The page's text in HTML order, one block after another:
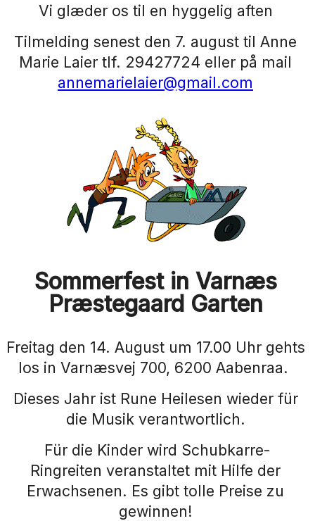
Vi glæder os til en hyggelig aften
Tilmelding senest den 7. august til Anne
Marie Laier tlf. 29427724 eller på mail
annemarielaier@gmail.com
Sommerfest in Varnæs
Præstegaard Garten
Freitag den 14. August um 17.00 Uhr gehts
los in Varnæsvej 700, 6200 Aabenraa.
Dieses Jahr ist Rune Heilesen wieder für
die Musik verantwortlich.
Für die Kinder wird Schubkarre-
Ringreiten veranstaltet mit Hilfe der
Erwachsenen. Es gibt tolle Preise zu
gewinnen!